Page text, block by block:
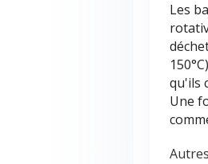
Les
qu'ils
Une